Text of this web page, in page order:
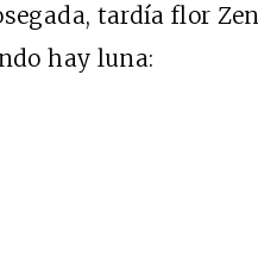
tardía flor
hay luna: